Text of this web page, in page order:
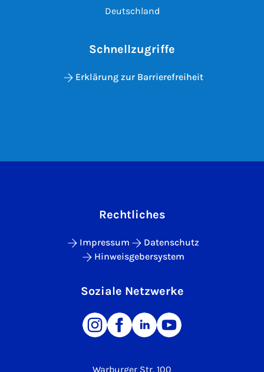
Deutschland
Schnellzugriffe
Erklärung zur Barrierefreiheit
Warburger Str. 100
Rechtliches
Impressum
Datenschutz
Hinweisgebersystem
Soziale Netzwerke